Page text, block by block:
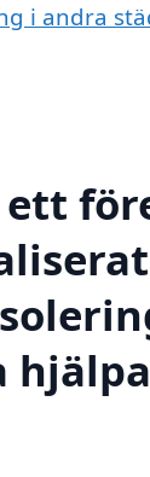
i andra